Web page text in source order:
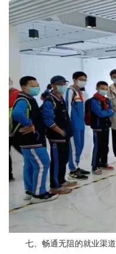
七、畅通无阻的就业渠道